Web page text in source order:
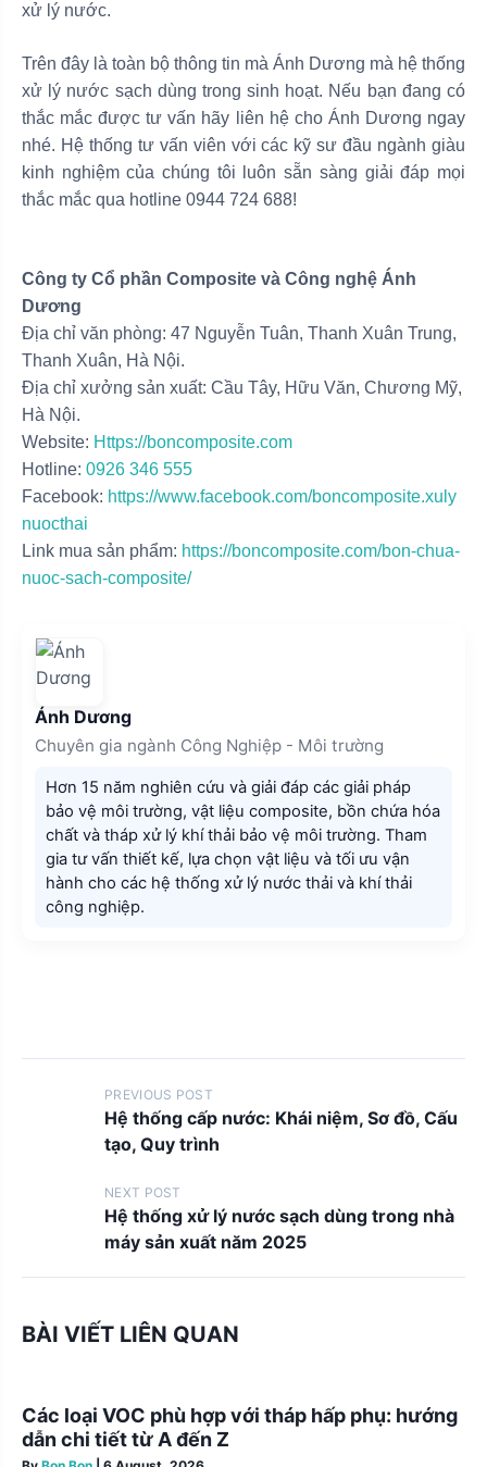
xử lý nước.
Trên đây là toàn bộ thông tin mà Ánh Dương mà hệ thống
xử lý nước sạch dùng trong sinh hoạt. Nếu bạn đang có
thắc mắc được tư vấn hãy liên hệ cho Ánh Dương ngay
nhé. Hệ thống tư vấn viên với các kỹ sư đầu ngành giàu
kinh nghiệm của chúng tôi luôn sẵn sàng giải đáp mọi
thắc mắc qua hotline 0944 724 688!
Công ty Cổ phần Composite và Công nghệ Ánh
Dương
Địa chỉ văn phòng: 47 Nguyễn Tuân, Thanh Xuân Trung,
Thanh Xuân, Hà Nội.
Địa chỉ xưởng sản xuất: Cầu Tây, Hữu Văn, Chương Mỹ,
Hà Nội.
Website: Https://boncomposite.com
Hotline: 0926 346 555
Facebook: https://www.facebook.com/boncomposite.xuly
nuocthai
Link mua sản phẩm: https://boncomposite.com/bon-chua-
nuoc-sach-composite/
Ánh Dương
Chuyên gia ngành Công Nghiệp - Môi trường
Hơn 15 năm nghiên cứu và giải đáp các giải pháp
bảo vệ môi trường, vật liệu composite, bồn chứa hóa
chất và tháp xử lý khí thải bảo vệ môi trường. Tham
gia tư vấn thiết kế, lựa chọn vật liệu và tối ưu vận
hành cho các hệ thống xử lý nước thải và khí thải
công nghiệp.
v
a
t
PREVIOUS POST
Hệ thống cấp nước: Khái niệm, Sơ đồ, Cấu
tạo, Quy trình
NEXT POST
Hệ thống xử lý nước sạch dùng trong nhà
máy sản xuất năm 2025
BÀI VIẾT LIÊN QUAN
Các loại VOC phù hợp với tháp hấp phụ: hướng
dẫn chi tiết từ A đến Z